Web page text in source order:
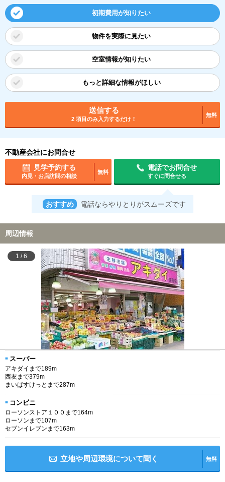
初期費用が知りたい
物件を実際に見たい
空室情報が知りたい
もっと詳細な情報がほしい
送信する
2 項目のみ入力するだけ！
無料
不動産会社にお問合せ
見学予約する
内見・お店訪問の相談
無料
電話でお問合せ
すぐに問合せる
おすすめ 電話ならやりとりがスムーズです
周辺情報
1 /6
スーパー
アキダイまで189m
西友まで379m
まいばすけっとまで287m
コンビニ
ローソンストア１００まで164m
ローソンまで107m
セブンイレブンまで163m
立地や周辺環境について聞く 無料